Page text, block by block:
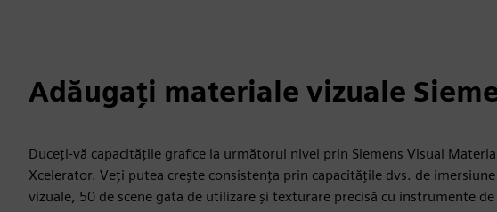
Adăugați materiale vizuale
Duceți-vă capacitățile grafice la următorul nivel prin Siemens Visual
Xcelerator. Veți putea crește consistența prin capacitățile dvs. de
vizuale, 50 de scene gata de utilizare și texturare precisă cu instrumente